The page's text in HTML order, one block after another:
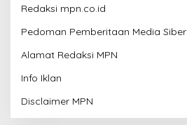
Redaksi mpn.co.id
Pedoman Pemberitaan Media Siber
Alamat Redaksi MPN
Info Iklan
Disclaimer MPN